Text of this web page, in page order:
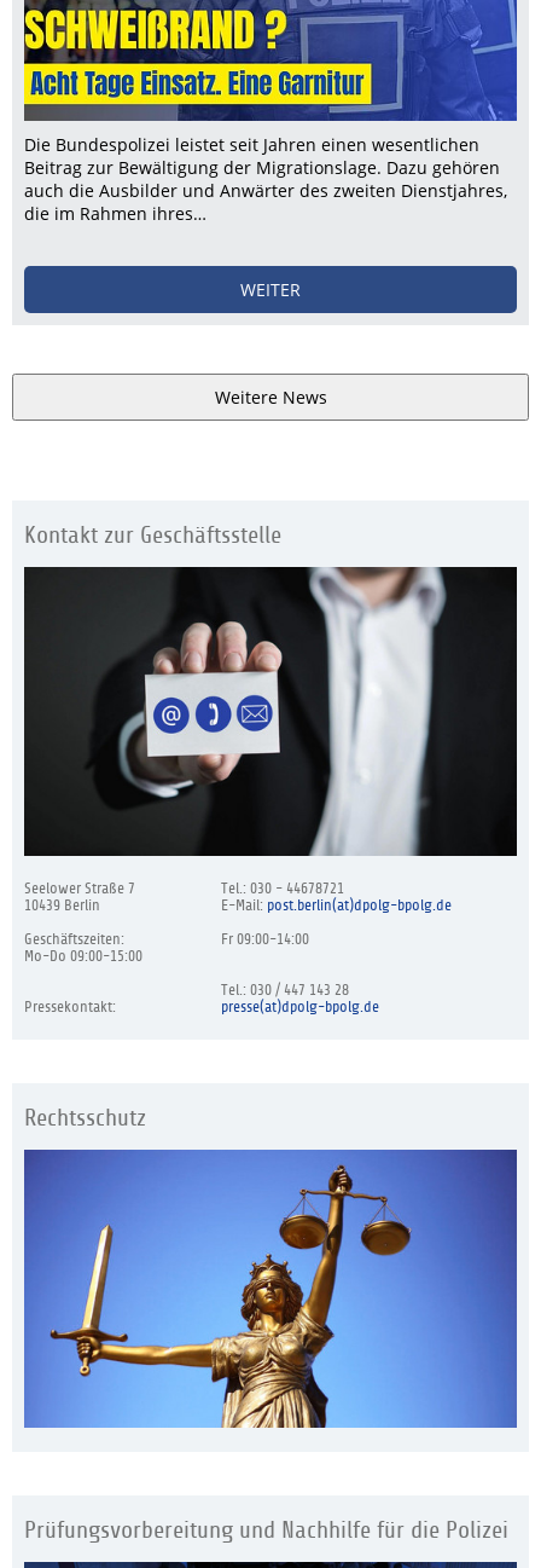
Die Bundespolizei leistet seit Jahren einen wesentlichen
Beitrag zur Bewältigung der Migrationslage. Dazu gehören
auch die Ausbilder und Anwärter des zweiten Dienstjahres,
die im Rahmen ihres…
WEITER
Weitere News
Kontakt zur Geschäftsstelle
Seelower Straße 7
10439 Berlin
Geschäftszeiten:
Mo-Do 09:00-15:00
Pressekontakt:
Tel.: 030 - 44678721
E-Mail: post.berlin(at)dpolg-bpolg.de
Fr 09:00-14:00
Tel.: 030 / 447 143 28
presse(at)dpolg-bpolg.de
Rechtsschutz
Prüfungsvorbereitung und Nachhilfe für die Polizei